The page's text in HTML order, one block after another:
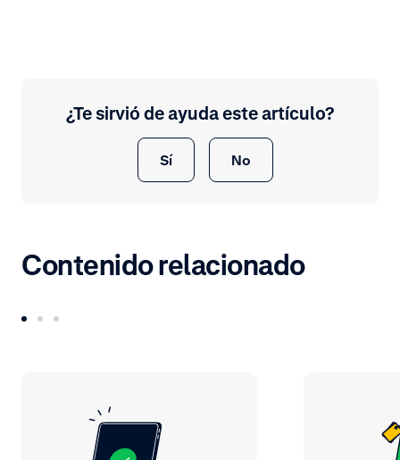
¿Te sirvió de ayuda este artículo?
Sí No
Contenido relacionado